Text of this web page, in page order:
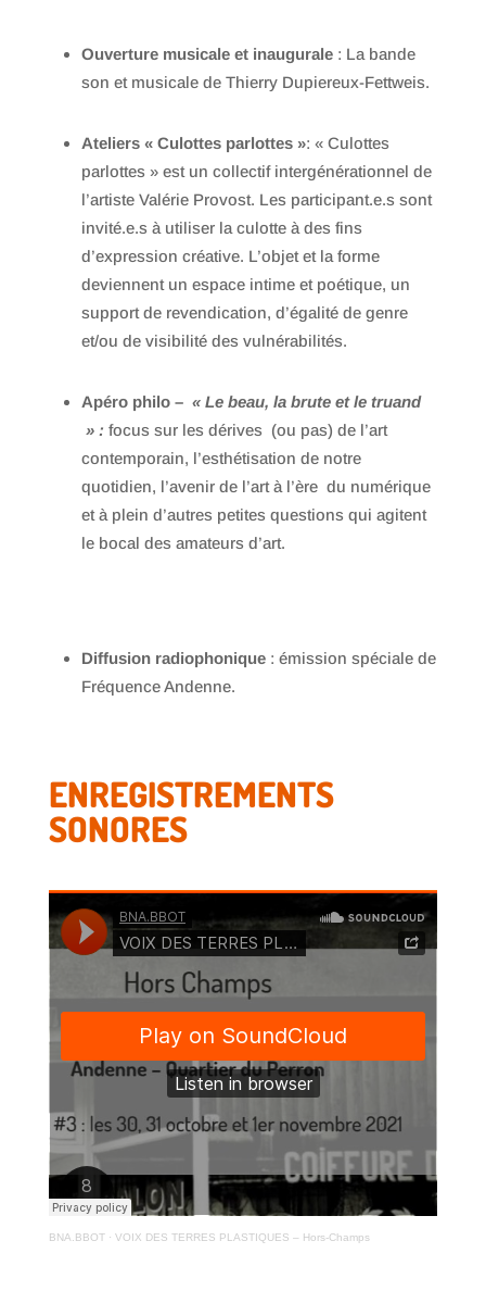
Ouverture musicale et inaugurale : La bande
son et musicale de Thierry Dupiereux-Fettweis.
Ateliers « Culottes parlottes »: « Culottes
parlottes » est un collectif intergénérationnel de
l’artiste Valérie Provost. Les participant.e.s sont
invité.e.s à utiliser la culotte à des fins
d’expression créative. L’objet et la forme
deviennent un espace intime et poétique, un
support de revendication, d’égalité de genre
et/ou de visibilité des vulnérabilités.
Apéro philo – « Le beau, la brute et le truand
» : focus sur les dérives (ou pas) de l’art
contemporain, l’esthétisation de notre
quotidien, l’avenir de l’art à l’ère du numérique
et à plein d’autres petites questions qui agitent
le bocal des amateurs d’art.
Diffusion radiophonique : émission spéciale de
Fréquence Andenne.
ENREGISTREMENTS
SONORES
BNA.BBOT· VOIX DES TERRES PLASTIQUES – Hors-Champs